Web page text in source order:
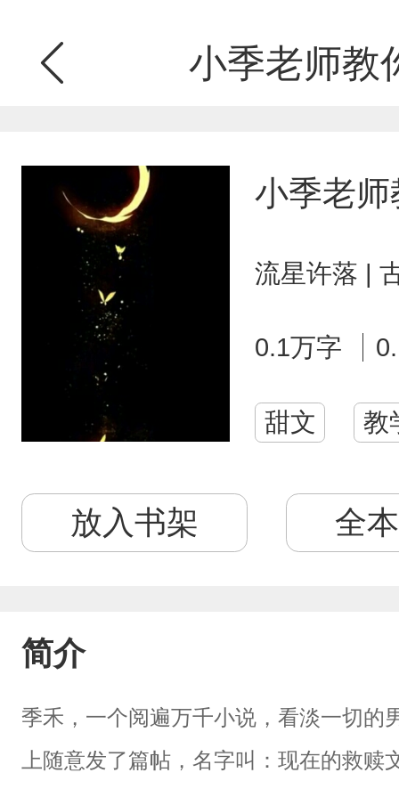
小季老师教
小季老
流星许落 |
0.1万字
甜文 教
放入书架 全
简介
季禾，一个阅遍万千小说，看淡一切的
上随意发了篇帖，名字叫：现在的救